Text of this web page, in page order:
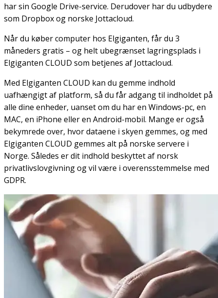
har sin Google Drive-service. Derudover har du udbydere
som Dropbox og norske Jottacloud.
Når du køber computer hos Elgiganten, får du 3
måneders gratis – og helt ubegrænset lagringsplads i
Elgiganten CLOUD som betjenes af Jottacloud.
Med Elgiganten CLOUD kan du gemme indhold
uafhængigt af platform, så du får adgang til indholdet på
alle dine enheder, uanset om du har en Windows-pc, en
MAC, en iPhone eller en Android-mobil. Mange er også
bekymrede over, hvor dataene i skyen gemmes, og med
Elgiganten CLOUD gemmes alt på norske servere i
Norge. Således er dit indhold beskyttet af norsk
privatlivslovgivning og vil være i overensstemmelse med
GDPR.